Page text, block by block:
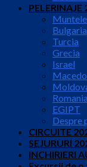
PELERINAJE
Bulgaria
Turcia
Grecia
Israel
Romania
EGIPT
Despre
CIRCUITE
SEJURURI
INCHIRIERI